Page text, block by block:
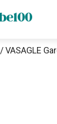
/ VASAGLE